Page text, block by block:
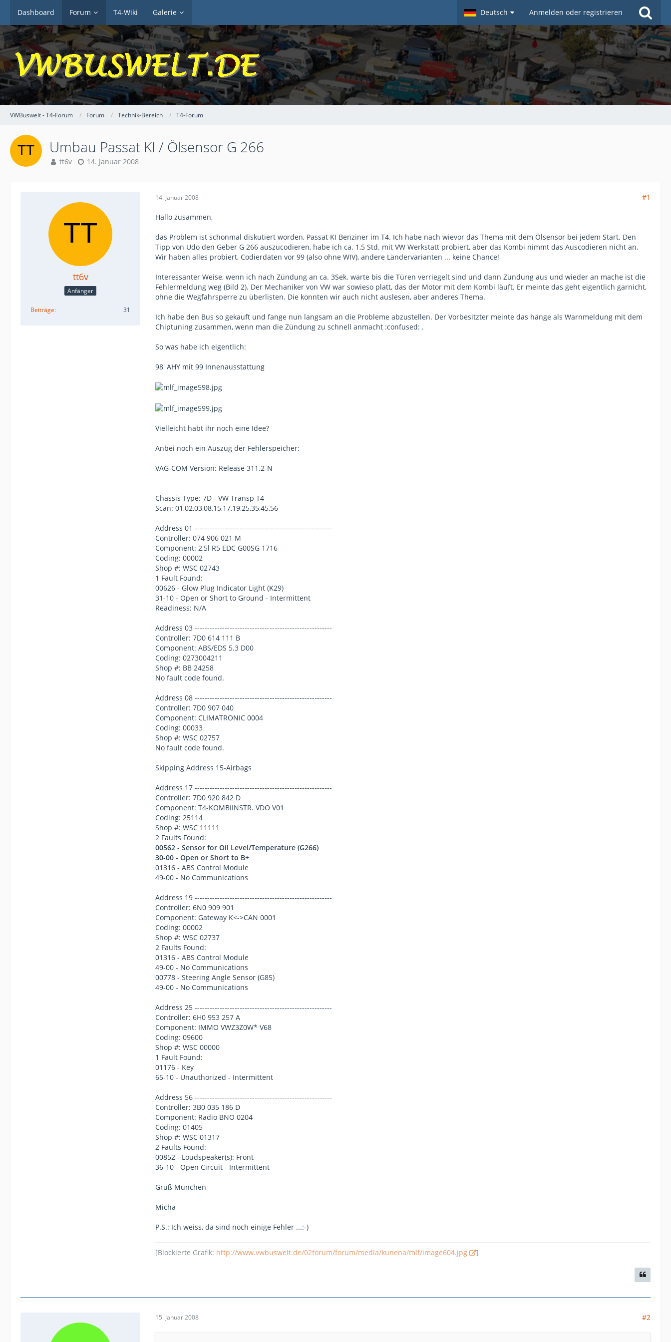
Dashboard Forum T4-Wiki Galerie Deutsch Anmelden oder registrieren
VWBuswelt - T4-Forum Forum Technik-Bereich T4-Forum
Umbau Passat KI / Ölsensor G 266
tt6v 14. Januar 2008
tt6v
Anfänger
Beiträge 31
14. Januar 2008 #1
Hallo zusammen,
das Problem ist schonmal diskutiert worden, Passat KI Benziner im T4. Ich habe nach wievor das Thema mit dem Ölsensor bei jedem Start. Den
Tipp von Udo den Geber G 266 auszucodieren, habe ich ca. 1,5 Std. mit VW Werkstatt probiert, aber das Kombi nimmt das Auscodieren nicht an.
Wir haben alles probiert, Codierdaten vor 99 (also ohne WIV), andere Ländervarianten ... keine Chance!
Interessanter Weise, wenn ich nach Zündung an ca. 3Sek. warte bis die Türen verriegelt sind und dann Zündung aus und wieder an mache ist die
Fehlermeldung weg (Bild 2). Der Mechaniker von VW war sowieso platt, das der Motor mit dem Kombi läuft. Er meinte das geht eigentlich garnicht,
ohne die Wegfahrsperre zu überlisten. Die konnten wir auch nicht auslesen, aber anderes Thema.
Ich habe den Bus so gekauft und fange nun langsam an die Probleme abzustellen. Der Vorbesitzter meinte das hänge als Warnmeldung mit dem
Chiptuning zusammen, wenn man die Zündung zu schnell anmacht :confused: .
So was habe ich eigentlich:
98' AHY mit 99 Innenausstattung
Vielleicht habt ihr noch eine Idee?
Anbei noch ein Auszug der Fehlerspeicher:
VAG-COM Version: Release 311.2-N
Chassis Type: 7D - VW Transp T4
Scan: 01,02,03,08,15,17,19,25,35,45,56
Address 01 -------------------------------------------------------
Controller: 074 906 021 M
Component: 2,5l R5 EDC G00SG 1716
Coding: 00002
Shop #: WSC 02743
1 Fault Found:
00626 - Glow Plug Indicator Light (K29)
31-10 - Open or Short to Ground - Intermittent
Readiness: N/A
Address 03 -------------------------------------------------------
Controller: 7D0 614 111 B
Component: ABS/EDS 5.3 D00
Coding: 0273004211
Shop #: BB 24258
No fault code found.
Address 08 -------------------------------------------------------
Controller: 7D0 907 040
Component: CLIMATRONIC 0004
Coding: 00033
Shop #: WSC 02757
No fault code found.
Skipping Address 15-Airbags
Address 17 -------------------------------------------------------
Controller: 7D0 920 842 D
Component: T4-KOMBIINSTR. VDO V01
Coding: 25114
Shop #: WSC 11111
2 Faults Found:
00562 - Sensor for Oil Level/Temperature (G266)
30-00 - Open or Short to B+
01316 - ABS Control Module
49-00 - No Communications
Address 19 -------------------------------------------------------
Controller: 6N0 909 901
Component: Gateway K<->CAN 0001
Coding: 00002
Shop #: WSC 02737
2 Faults Found:
01316 - ABS Control Module
49-00 - No Communications
00778 - Steering Angle Sensor (G85)
49-00 - No Communications
Address 25 -------------------------------------------------------
Controller: 6H0 953 257 A
Component: IMMO VWZ3Z0W* V68
Coding: 09600
Shop #: WSC 00000
1 Fault Found:
01176 - Key
65-10 - Unauthorized - Intermittent
Address 56 -------------------------------------------------------
Controller: 3B0 035 186 D
Component: Radio BNO 0204
Coding: 01405
Shop #: WSC 01317
2 Faults Found:
00852 - Loudspeaker(s): Front
36-10 - Open Circuit - Intermittent
Gruß München
Micha
P.S.: Ich weiss, da sind noch einige Fehler ...:-)
[Blockierte Grafik: http://www.vwbuswelt.de/02forum/forum/media/kunena/mlf/image604.jpg ]
15. Januar 2008 #2